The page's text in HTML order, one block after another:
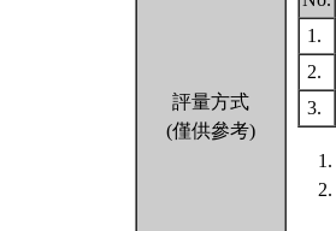
評量方式
(僅供參考)
1.
2.
3.